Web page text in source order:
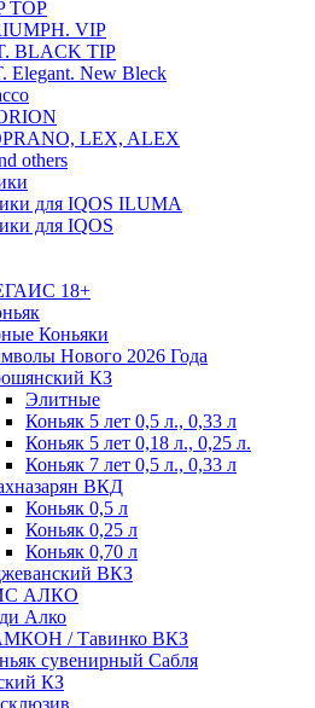
TOP
VIP
BLACK TIP
Elegant. New Bleck
LEX, ALEX
others
для IQOS ILUMA
для IQOS
18+
Коньяки
Нового 2026 Года
КЗ
Элитные
Коньяк 5 лет 0,5 л., 0,33 л
Коньяк 5 лет 0,18 л., 0,25 л.
Коньяк 7 лет 0,5 л., 0,33 л
ВКД
Коньяк 0,5 л
Коньяк 0,25 л
Коньяк 0,70 л
ВКЗ
АЛКО
Алко
/ Тавинко ВКЗ
сувенирный Сабля
КЗ